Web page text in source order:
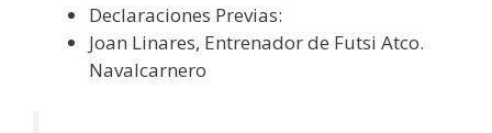
Declaraciones Previas:
Joan Linares, Entrenador de Futsi Atco.
Navalcarnero